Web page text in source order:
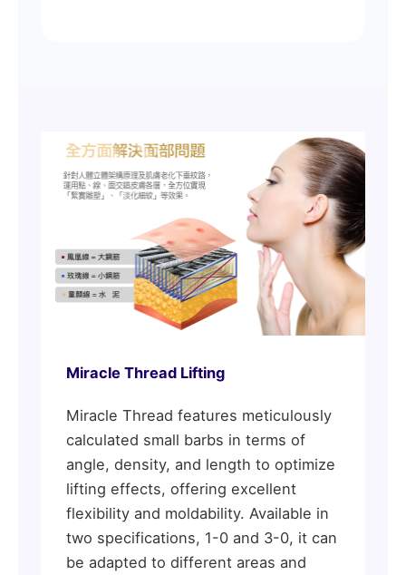
Miracle Thread Lifting
Miracle Thread features meticulously
calculated small barbs in terms of
angle, density, and length to optimize
lifting effects, offering excellent
flexibility and moldability. Available in
two specifications, 1-0 and 3-0, it can
be adapted to different areas and